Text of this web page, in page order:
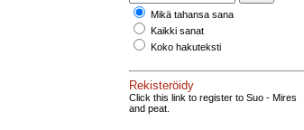
Mikä tahansa sana
Kaikki sanat
Koko hakuteksti
Rekisteröidy
Click this link to register to Suo - Mires
and peat.